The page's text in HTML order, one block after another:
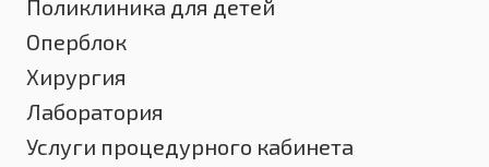
Поликлиника для детей
Оперблок
Хирургия
Лаборатория
Услуги процедурного кабинета